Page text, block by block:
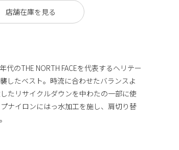
のTHE NORTH FACEを代表するヘリテー
したベスト。時流に合わせたバランスよ
たリサイクルダウンを中わたの一部に使
ナイロンにはっ水加工を施し、肩切り替